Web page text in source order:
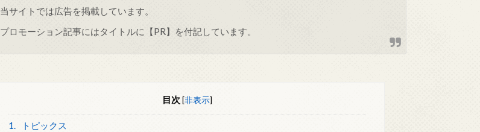
当サイトでは広告を掲載しています。
プロモーション記事にはタイトルに【PR】を付記しています。
目次 [非表示]
1. トピックス